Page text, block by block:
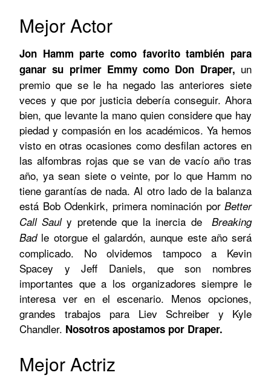
Mejor Actor
Jon Hamm parte como favorito también para
ganar su primer Emmy como Don Draper, un
premio que se le ha negado las anteriores siete
veces y que por justicia debería conseguir. Ahora
bien, que levante la mano quien considere que hay
piedad y compasión en los académicos. Ya hemos
visto en otras ocasiones como desfilan actores en
las alfombras rojas que se van de vacío año tras
año, ya sean siete o veinte, por lo que Hamm no
tiene garantías de nada. Al otro lado de la balanza
está Bob Odenkirk, primera nominación por Better
Call Sauly pretende que la inercia deBreaking
Badle otorgue el galardón, aunque este año será
complicado. No olvidemos tampoco a Kevin
Spacey y Jeff Daniels, que son nombres
importantes que a los organizadores siempre le
interesa ver en el escenario. Menos opciones,
grandes trabajos para Liev Schreiber y Kyle
Chandler. Nosotros apostamos por Draper.
Mejor Actriz